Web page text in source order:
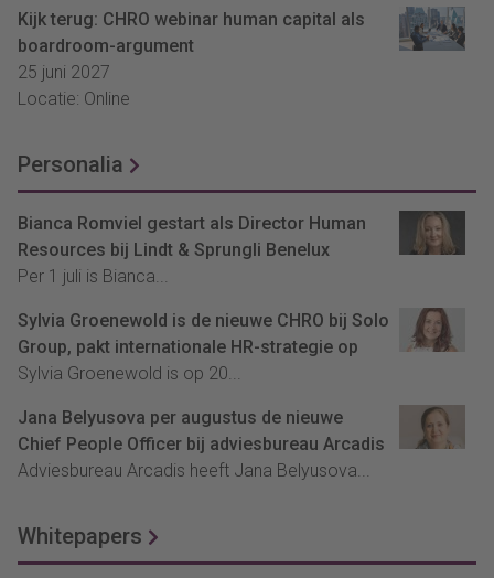
Kijk terug: CHRO webinar human capital als
boardroom-argument
25 juni 2027
Locatie: Online
Personalia
Bianca Romviel gestart als Director Human
Resources bij Lindt & Sprungli Benelux
Per 1 juli is Bianca...
Sylvia Groenewold is de nieuwe CHRO bij Solo
Group, pakt internationale HR-strategie op
Sylvia Groenewold is op 20...
Jana Belyusova per augustus de nieuwe
Chief People Officer bij adviesbureau Arcadis
Adviesbureau Arcadis heeft Jana Belyusova...
Whitepapers